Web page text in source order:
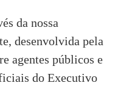
da nossa
desenvolvida pela
agentes públicos e
do Executivo